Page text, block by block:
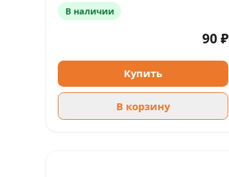
В наличии
90 ₽
Купить
В корзину